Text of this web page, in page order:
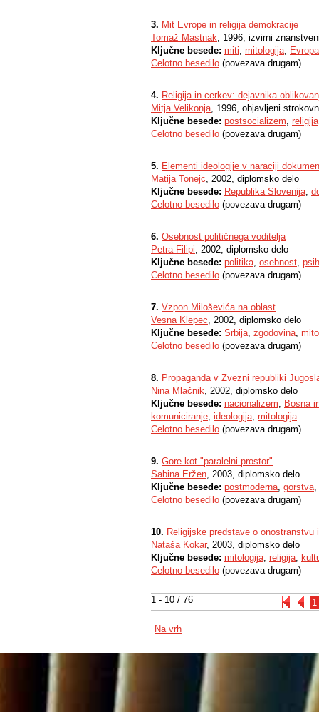
1 - 10 / 76 1
3. Mit Evrope in religija demokracije
Tomaž Mastnak, 1996, izvirni
Ključne besede: miti, mitologija, Evropa
Celotno besedilo (povezava drugam)
4. Religija in cerkev: dejavnika
Mitja Velikonja, 1996, objavljeni
Ključne besede: postsocializem, religija
Celotno besedilo (povezava drugam)
5. Elementi ideologije v naraciji
Matija Tonejc, 2002, diplomsko delo
Ključne besede: Republika Slovenija,
Celotno besedilo (povezava drugam)
6. Osebnost političnega voditelja
Petra Filipi, 2002, diplomsko delo
Ključne besede: politika, osebnost,
Celotno besedilo (povezava drugam)
7. Vzpon Miloševića na oblast
Vesna Klepec, 2002, diplomsko delo
Ključne besede: Srbija, zgodovina,
Celotno besedilo (povezava drugam)
8. Propaganda v Zvezni republiki
Nina Mlačnik, 2002, diplomsko delo
Ključne besede: nacionalizem, Bosna
komuniciranje, ideologija, mitologija
Celotno besedilo (povezava drugam)
9. Gore kot "paralelni prostor"
Sabina Eržen, 2003, diplomsko delo
Ključne besede: postmoderna, gorstva,
Celotno besedilo (povezava drugam)
10. Religijske predstave o onostranstvu
Nataša Kokar, 2003, diplomsko delo
Ključne besede: mitologija, religija,
Celotno besedilo (povezava drugam)
Na vrh